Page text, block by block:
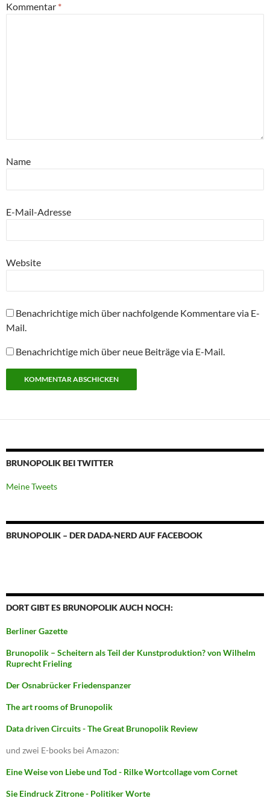
Kommentar *
Name
E-Mail-Adresse
Website
Benachrichtige mich über nachfolgende Kommentare via E-
Mail.
Benachrichtige mich über neue Beiträge via E-Mail.
BRUNOPOLIK BEI TWITTER
Meine Tweets
BRUNOPOLIK – DER DADA-NERD AUF FACEBOOK
DORT GIBT ES BRUNOPOLIK AUCH NOCH:
Berliner Gazette
Brunopolik – Scheitern als Teil der Kunstproduktion? von Wilhelm
Ruprecht Frieling
Der Osnabrücker Friedenspanzer
The art rooms of Brunopolik
Data driven Circuits - The Great Brunopolik Review
und zwei E-books bei Amazon:
Eine Weise von Liebe und Tod - Rilke Wortcollage vom Cornet
Sie Eindruck Zitrone - Politiker Worte